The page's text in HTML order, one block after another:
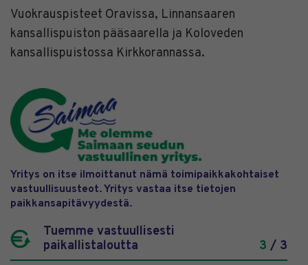
Vuokrauspisteet Oravissa, Linnansaaren
kansallispuiston pääsaarella ja Koloveden
kansallispuistossa Kirkkorannassa.
Yritys on itse ilmoittanut nämä toimipaikkakohtaiset
vastuullisuusteot. Yritys vastaa itse tietojen
paikkansapitävyydestä.
Tuemme vastuullisesti
paikallistaloutta
3 / 3